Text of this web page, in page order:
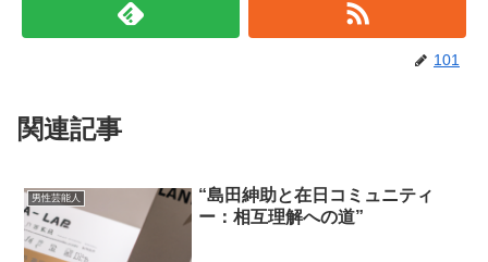
101
関連記事
男性芸能人
“島田紳助と在日コミュニティ
ー：相互理解への道”